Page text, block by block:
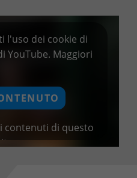
l'uso dei cookie di
YouTube. Maggiori
contenuti di questo